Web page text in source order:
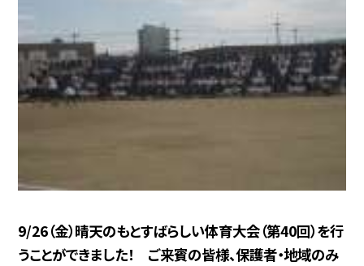
9/26（金）晴天のもとすばらしい体育大会（第40回）を行
うことができました！ ご来賓の皆様、保護者・地域のみ